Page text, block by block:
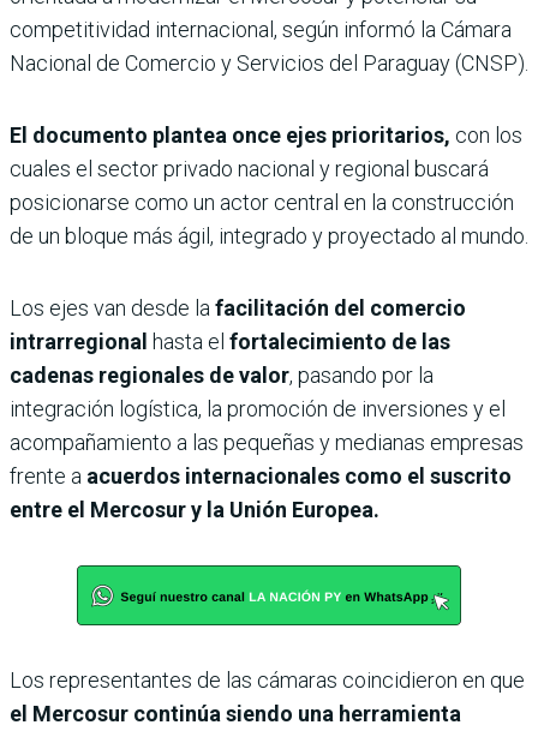
competitividad internacional, según informó la Cámara
Nacional de Comercio y Servicios del Paraguay (CNSP).
El documento plantea once ejes prioritarios, con los
cuales el sector privado nacional y regional buscará
posicionarse como un actor central en la construcción
de un bloque más ágil, integrado y proyectado al mundo.
Los ejes van desde lafacilitación del comercio
intrarregional hasta el fortalecimiento de las
cadenas regionales de valor, pasando por la
integración logística, la promoción de inversiones y el
acompañamiento a las pequeñas y medianas empresas
frente a acuerdos internacionales como el suscrito
entre el Mercosur y la Unión Europea.
Los representantes de las cámaras coincidieron en que
el Mercosur continúa siendo una herramienta